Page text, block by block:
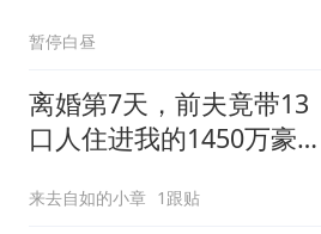
暂停白昼
离婚第7天，前夫竟带13
口人住进我的1450万豪
来去自如的小章 1跟贴